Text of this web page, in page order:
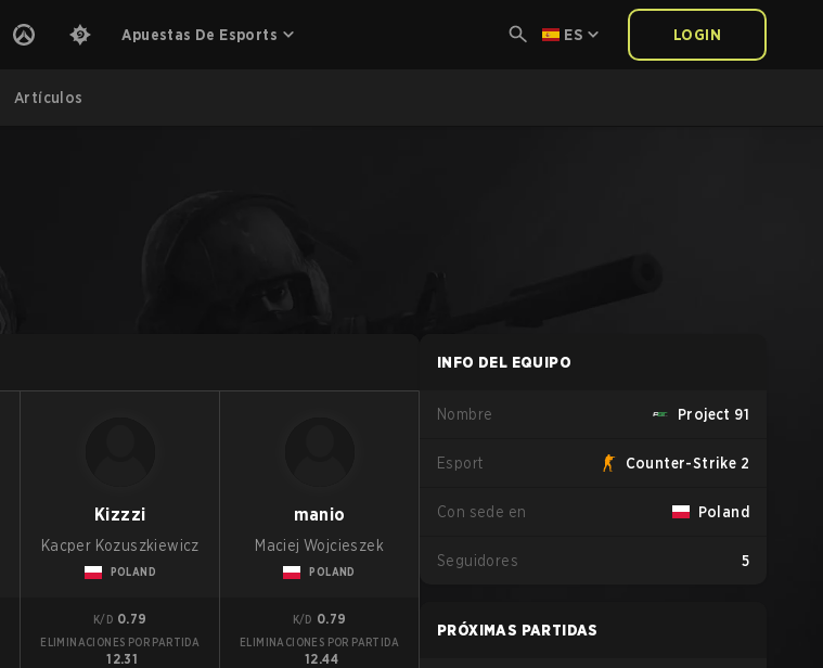
Apuestas De Esports ES LOGIN
Artículos
Kizzzi
Kacper Kozuszkiewicz
POLAND
K/D 0.79
ELIMINACIONES POR PARTIDA
12.31
manio
Maciej Wojcieszek
POLAND
K/D 0.79
ELIMINACIONES POR PARTIDA
12.44
INFO DEL EQUIPO
Nombre Project 91
Esport Counter-Strike 2
Con sede en Poland
Seguidores 5
PRÓXIMAS PARTIDAS